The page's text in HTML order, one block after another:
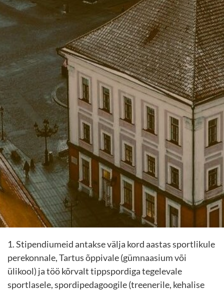
1. Stipendiumeid antakse välja kord aastas sportlikule
perekonnale, Tartus õppivale (gümnaasium või
ülikool) ja töö kõrvalt tippspordiga tegelevale
sportlasele, spordipedagoogile (treenerile, kehalise